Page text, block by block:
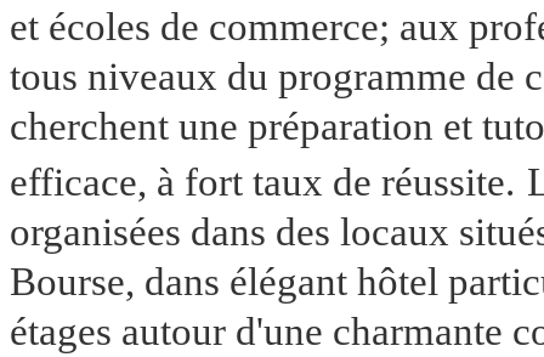
et écoles de commerce; aux
tous niveaux du programme de
cherchent une préparation et
efficace, à fort taux de réussite.
organisées dans des locaux
Bourse, dans élégant hôtel
étages autour d'une charmante